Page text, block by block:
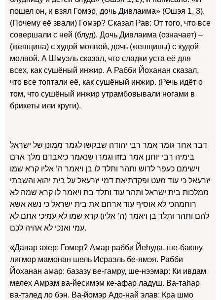
пошел он, и взял Гомэр, дочь Дивлаима» (Ошэя 1, 3).
(Почему её звали) Гомэр? Сказал Рав: От того, что все
совершали с ней (блуд). Дочь Дивлаима (означает) –
(женщина) с худой молвой, дочь (женщины) с худой
молвой. А Шмуэль сказал, что сладки уста её для
всех, как сушёный инжир. А Рабби Йоханан сказал,
что все топтали её, как сушёный инжир. (Речь идёт о
том, что сушёный инжир утрамбовывали ногами в
брикеты или круги).
דבר אחר גומר אמר רבי יהודה שבקשו לגמר ממונן של ישראל
בימיה רבי יוחנן אמר בזזו וגמרו שנאמר כיאבדם מלך ארם
וישימם כעפר לדוש ותהר ותלד לו בן ויאמר ה’ אליו קרא שמו
יזרעאל כי עוד מעט ופקדתיאת דמי יזרעאל על בית יהוא והשבתי
ממלכות בית ישראל ותהר עוד ותלד בת ויאמר לו קרא שמה לא
רוחמהכי לא אוסיף עוד ארחם את בית ישראל כי נשא אשא
להם ותהר ותלד בן ויאמר (ה’ אליו) קרא שמו לא עמיכי אתם לא
עמי ואנכי לא אהיה לכם.
«Давар ахер: Гомер? Амар рабби Йеhуда, ше-бакшу
лигмор мамонан шель Исраэль бе-ямэя. Рабби
Йоханан амар: базазу ве-гамру, ше-нээмар: Ки ивдам
мелех Амрам ва-йесимэм ке-афар ладуш. Ва-таhар
ва-тэлед ло бэн. Ва-йомэр Адо-най элав: Кра шмо